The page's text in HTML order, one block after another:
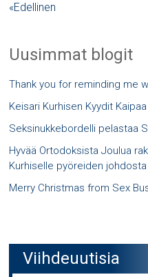
«Edellinen
Uusimmat blogit
Thank you for reminding me
Keisari Kurhisen Kyydit
Seksinukkebordelli pelastaa
Hyvää Ortodoksista Joulua
Kurhiselle pyöreiden johdosta
Merry Christmas from Sex
Viihdeuutisia